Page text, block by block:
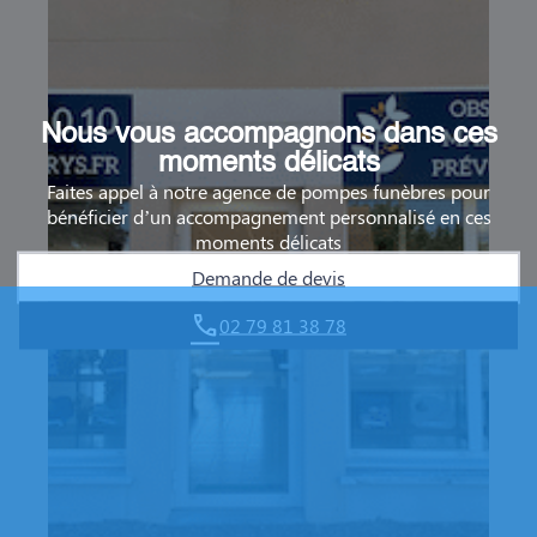
Nous vous accompagnons dans ces
moments délicats
Faites appel à notre agence de pompes funèbres pour
bénéficier d’un accompagnement personnalisé en ces
moments délicats
Demande de devis
02 79 81 38 78